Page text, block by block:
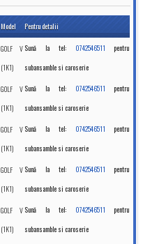
Model Pentru detalii
GOLF V
(1K1)
Sună la tel: 0742546511 pentru
subansamble si caroserie
GOLF V
(1K1)
Sună la tel: 0742546511 pentru
subansamble si caroserie
GOLF V
(1K1)
Sună la tel: 0742546511 pentru
subansamble si caroserie
GOLF V
(1K1)
Sună la tel: 0742546511 pentru
subansamble si caroserie
GOLF V
(1K1)
Sună la tel: 0742546511 pentru
subansamble si caroserie